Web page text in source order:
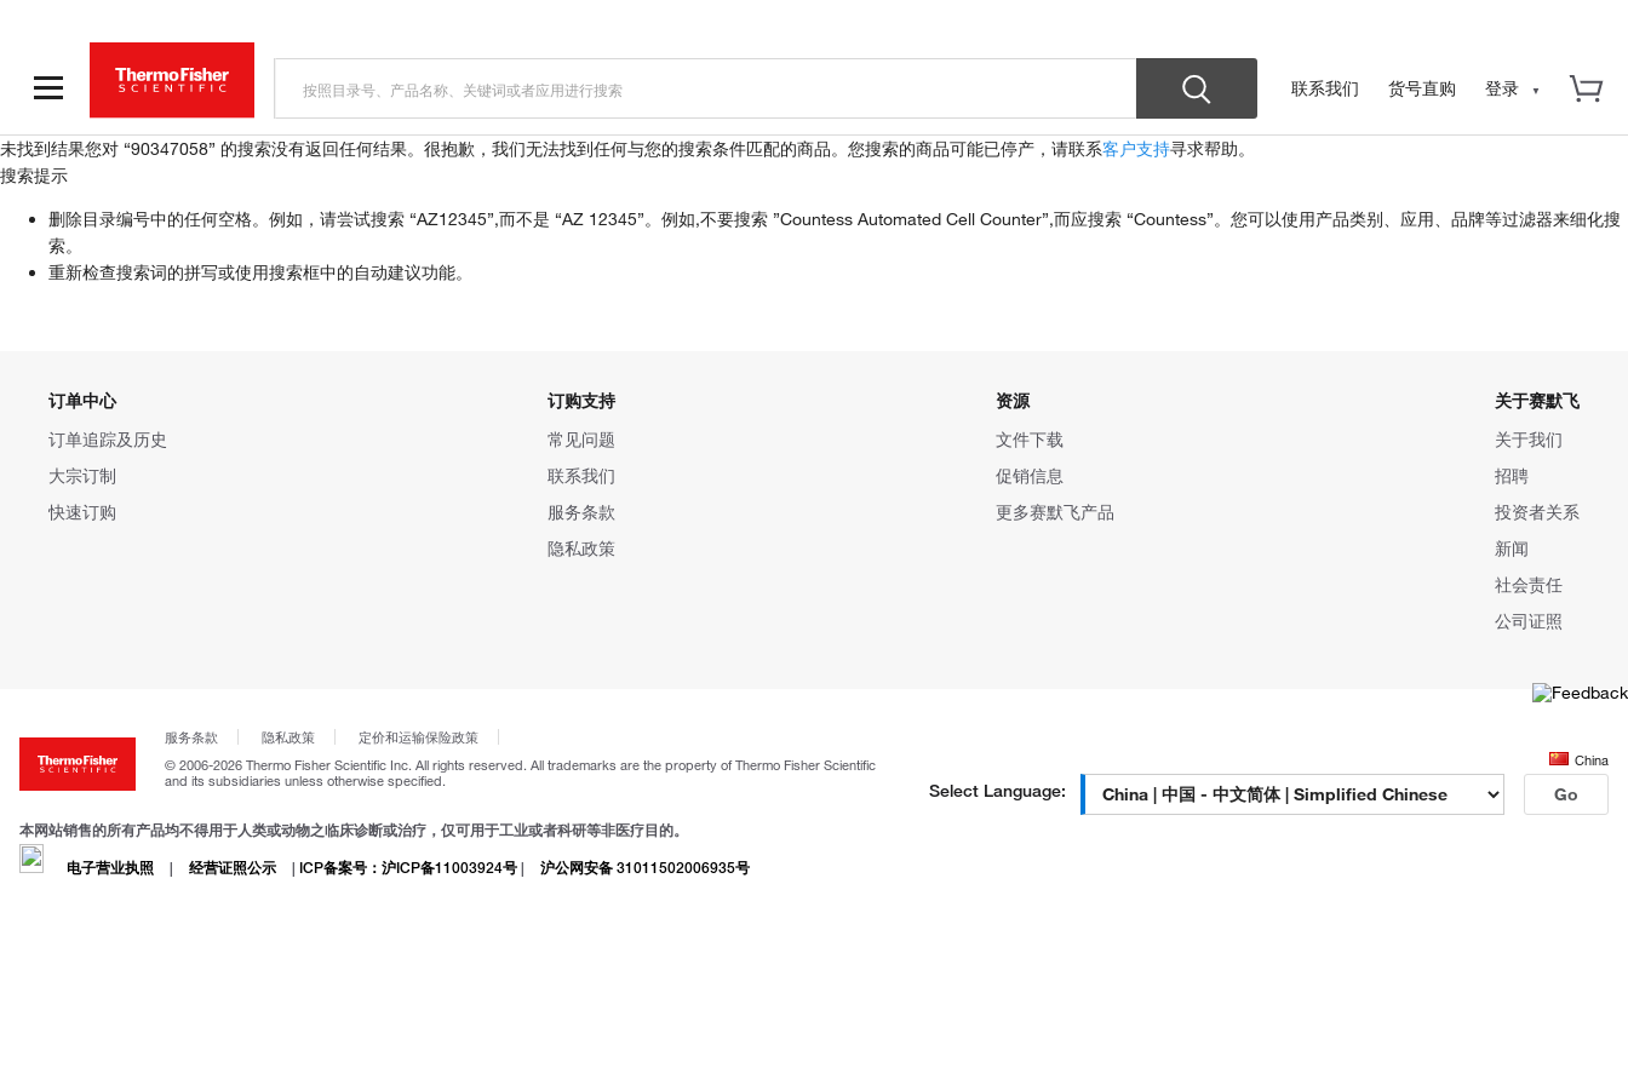
联系我们 货号直购 登录
未找到结果您对 “90347058” 的搜索没有返回任何结果。 很抱歉，我们无法找到任何与您的搜索条件匹配的商品。您搜索的商品可能已停产，请联系客户支持寻求帮助。
搜索提示
删除目录编号中的任何空格。例如，请尝试搜索 “AZ12345”,而不是 “AZ 12345”。例如,不要搜索 ”Countess Automated Cell Counter”,而应搜索 “Countess”。您可以使用产品类别、应用、品牌等过滤器来细化搜
索。
重新检查搜索词的拼写或使用搜索框中的自动建议功能。
订单中心
订单追踪及历史
大宗订制
快速订购
订购支持
常见问题
联系我们
服务条款
隐私政策
资源
文件下载
促销信息
更多赛默飞产品
关于赛默飞
关于我们
招聘
投资者关系
新闻
社会责任
公司证照
服务条款 隐私政策
定价和运输保险政策
© 2006-2026 Thermo Fisher Scientific Inc. All rights reserved. All trademarks are the property of Thermo Fisher Scientific
and its subsidiaries unless otherwise specified.
China
Select Language: Go
本网站销售的所有产品均不得用于人类或动物之临床诊断或治疗，仅可用于工业或者科研等非医疗目的。
电子营业执照 | 经营证照公示 | ICP备案号：沪ICP备11003924号 | 沪公网安备 31011502006935号